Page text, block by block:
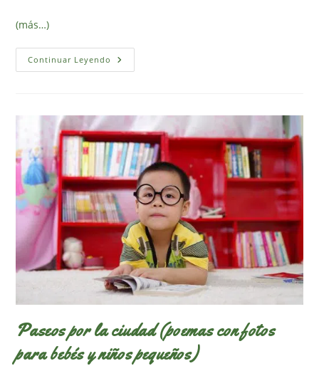
(más…)
Continuar Leyendo Juego
De
Gratis)
Paseos por la ciudad (poemas con fotos
para bebés y niños pequeños)